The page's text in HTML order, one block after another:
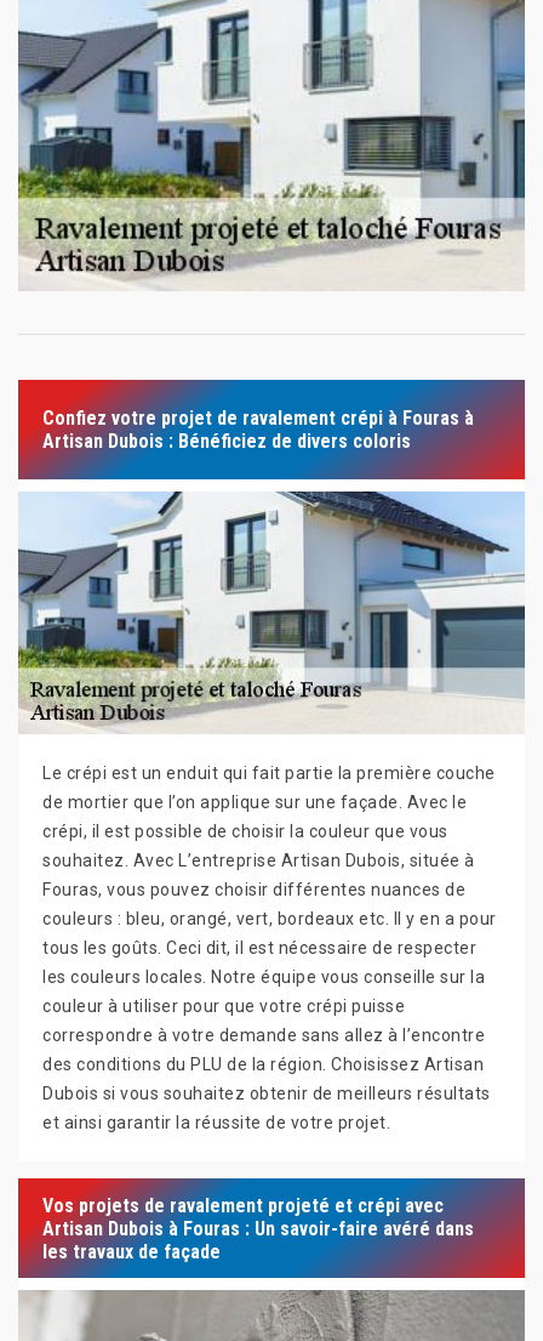
Confiez votre projet de ravalement crépi à Fouras à
Artisan Dubois : Bénéficiez de divers coloris
Le crépi est un enduit qui fait partie la première couche
de mortier que l’on applique sur une façade. Avec le
crépi, il est possible de choisir la couleur que vous
souhaitez. Avec L’entreprise Artisan Dubois, située à
Fouras, vous pouvez choisir différentes nuances de
couleurs : bleu, orangé, vert, bordeaux etc. Il y en a pour
tous les goûts. Ceci dit, il est nécessaire de respecter
les couleurs locales. Notre équipe vous conseille sur la
couleur à utiliser pour que votre crépi puisse
correspondre à votre demande sans allez à l’encontre
des conditions du PLU de la région. Choisissez Artisan
Dubois si vous souhaitez obtenir de meilleurs résultats
et ainsi garantir la réussite de votre projet.
Vos projets de ravalement projeté et crépi avec
Artisan Dubois à Fouras : Un savoir-faire avéré dans
les travaux de façade